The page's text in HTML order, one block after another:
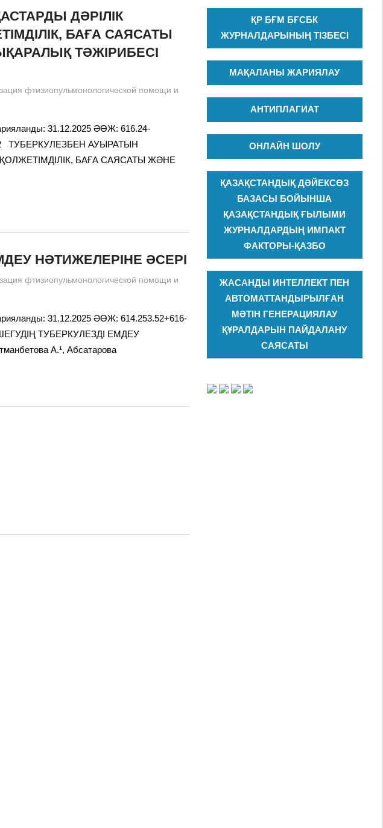
ДӘРІЛІК
БАҒА САЯСАТЫ
ТӘЖІРИБЕСІ
фтизиопульмонологической помощи и
31.12.2025 ӘӨЖ: 616.24-
ТУБЕРКУЛЕЗБЕН АУЫРАТЫН
БАҒА САЯСАТЫ ЖӘНЕ
НӘТИЖЕЛЕРІНЕ ӘСЕРІ
фтизиопульмонологической помощи и
31.12.2025 ӘӨЖ: 614.253.52+616-
ШЕГУДІҢ ТУБЕРКУЛЕЗДІ ЕМДЕУ
А.¹, Абсатарова
ҚР БҒМ БҒСБК
ЖУРНАЛДАРЫНЫҢ ТІЗБЕСІ
МАҚАЛАНЫ ЖАРИЯЛАУ
АНТИПЛАГИАТ
ОНЛАЙН ШОЛУ
ҚАЗАҚСТАНДЫҚ ДӘЙЕКСӨЗ
БАЗАСЫ БОЙЫНША
ҚАЗАҚСТАНДЫҚ ҒЫЛЫМИ
ЖУРНАЛДАРДЫҢ ИМПАКТ
ФАКТОРЫ-ҚАЗБО
ЖАСАНДЫ ИНТЕЛЛЕКТ ПЕН
АВТОМАТТАНДЫРЫЛҒАН
МӘТІН ГЕНЕРАЦИЯЛАУ
ҚҰРАЛДАРЫН ПАЙДАЛАНУ
САЯСАТЫ